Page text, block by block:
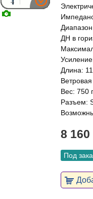
ДН в
Длина:
Ветровая
Вес: 750 г.
Разъем:
8 160
Под